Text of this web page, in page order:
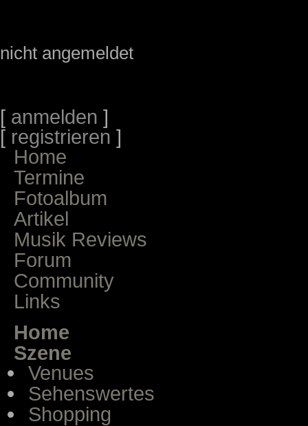
nicht angemeldet
[ anmelden ]
[ registrieren ]
Home
Termine
Fotoalbum
Artikel
Musik Reviews
Forum
Community
Links
Home
Szene
Venues
Sehenswertes
Shopping